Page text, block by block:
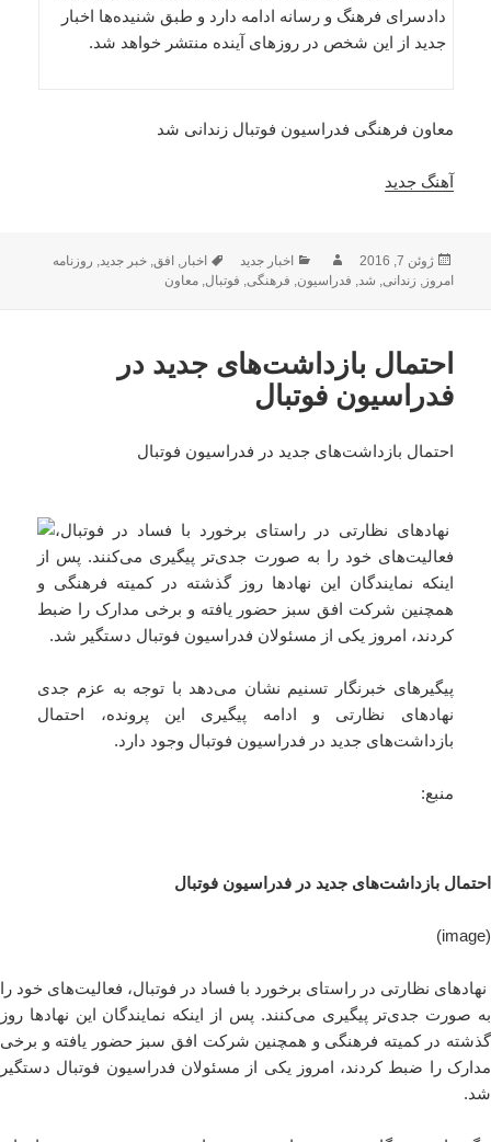
دادسرای فرهنگ و رسانه ادامه دارد و طبق شنیده‌ها اخبار
جدید از این شخص در روزهای آینده منتشر خواهد شد.
معاون فرهنگی فدراسیون فوتبال زندانی شد
آهنگ جدید
ارسال
شده
ژوئن 7, 2016 نویسندهدسته‌ها
اخبار جدید برچسب‌ها
اخبار, افق,خبر جدید, روزنامه
امروز, زندانی, شد, فدراسیون, فرهنگی, فوتبال,معاون
احتمال بازداشت‌های جدید در
فدراسیون فوتبال
احتمال بازداشت‌های جدید در فدراسیون فوتبال
نهادهای نظارتی در راستای برخورد با فساد در فوتبال،
فعالیت‌های خود را به صورت جدی‌تر پیگیری می‌کنند. پس از
اینکه نمایندگان این نهادها روز گذشته در کمیته فرهنگی و
همچنین شرکت افق سبز حضور یافته و برخی مدارک را ضبط
کردند، امروز یکی از مسئولان فدراسیون فوتبال دستگیر شد.
پیگیرهای خبرنگار تسنیم نشان می‌دهد با توجه به عزم جدی
نهادهای نظارتی و ادامه پیگیری‌ این پرونده، احتمال
بازداشت‌های جدید در فدراسیون فوتبال وجود دارد.
منبع:
احتمال بازداشت‌های جدید در فدراسیون فوتبال
(image)
نهادهای نظارتی در راستای برخورد با فساد در فوتبال، فعالیت‌های خود را
به صورت جدی‌تر پیگیری می‌کنند. پس از اینکه نمایندگان این نهادها روز
گذشته در کمیته فرهنگی و همچنین شرکت افق سبز حضور یافته و برخی
مدارک را ضبط کردند، امروز یکی از مسئولان فدراسیون فوتبال دستگیر
شد.